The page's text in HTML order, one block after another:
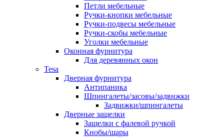
Петли мебельные
Ручки-кнопки мебельные
Ручки-подвесы мебельные
Ручки-скобы мебельные
Уголки мебельные
Оконная фурнитура
Для деревянных окон
Tesa
Дверная фурнитура
Антипаника
Шпингалеты/засовы/задвижки
Задвижки/шпингалеты
Дверные защелки
Защелки с фалевой ручкой
Кнобы/шары